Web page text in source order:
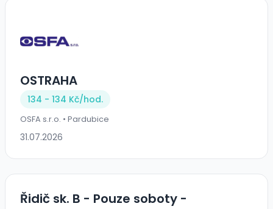
OSTRAHA
134 - 134 Kč/hod.
OSFA s.r.o. • Pardubice
31.07.2026
Řidič sk. B - Pouze soboty -